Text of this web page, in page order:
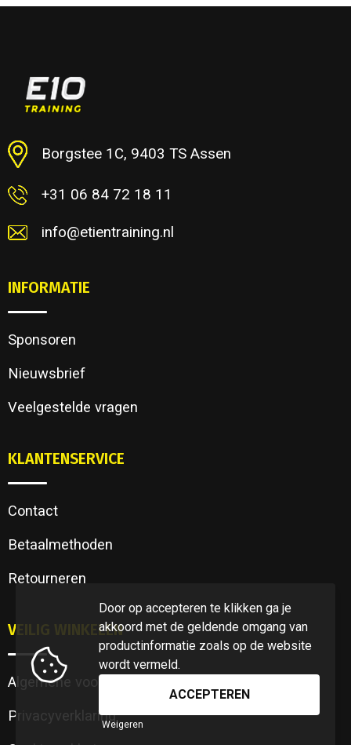
Borgstee 1C, 9403 TS Assen
+31 06 84 72 18 11
info@etientraining.nl
INFORMATIE
Sponsoren
Nieuwsbrief
Veelgestelde vragen
KLANTENSERVICE
Contact
Betaalmethoden
Retourneren
VEILIG WINKELEN
Algemene voorwaarden
Privacyverklaring
Door op accepteren te klikken ga je
akkoord met de geldende omgang van
productinformatie zoals op de website
wordt vermeld.
Weigeren